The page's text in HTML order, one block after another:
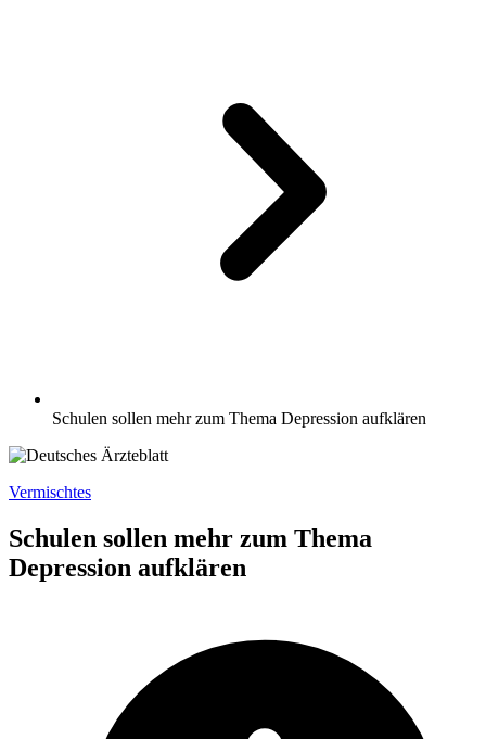
Schulen sollen mehr zum Thema Depression aufklären
Vermischtes
Schulen sollen mehr zum Thema
Depression aufklären